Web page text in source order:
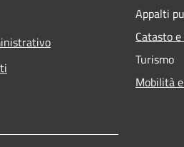
Appalti
Catasto
Turismo
Mobilità